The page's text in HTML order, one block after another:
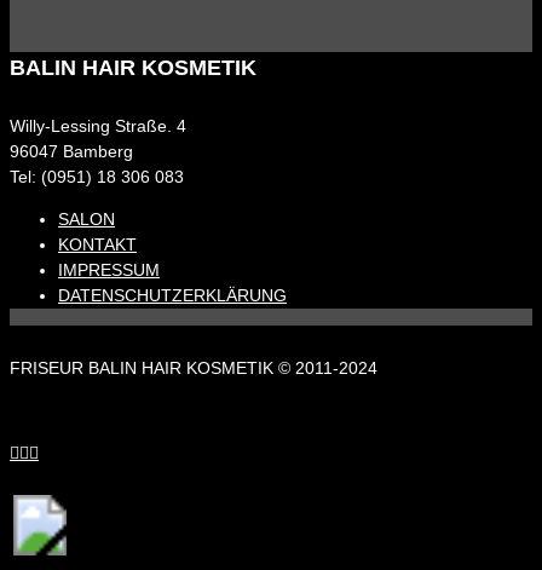
BALIN HAIR KOSMETIK
Willy-Lessing Straße. 4
96047 Bamberg
Tel: (0951) 18 306 083
SALON
KONTAKT
IMPRESSUM
DATENSCHUTZERKLÄRUNG
FRISEUR BALIN HAIR KOSMETIK © 2011-2024
